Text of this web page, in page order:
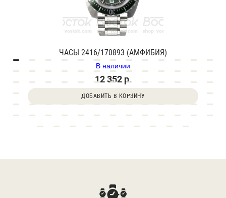
ЧАСЫ 2416/170893 (АМФИБИЯ)
В наличии
12 352 р.
ДОБАВИТЬ В КОРЗИНУ